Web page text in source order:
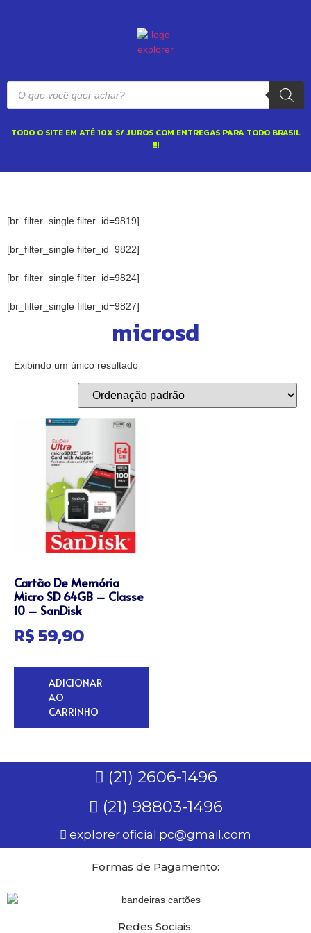
TODO O SITE EM ATÉ 10X S/ JUROS COM ENTREGAS PARA TODO BRASIL
!!!
[br_filter_single filter_id=9819]
[br_filter_single filter_id=9822]
[br_filter_single filter_id=9824]
[br_filter_single filter_id=9827]
microsd
Exibindo um único resultado
Cartão De Memória
Micro SD 64GB – Classe
10 – SanDisk
R$59,90
ADICIONAR
AO
CARRINHO
(21) 2606-1496
(21) 98803-1496
explorer.oficial.pc@gmail.com
Formas de Pagamento:
Redes Sociais: